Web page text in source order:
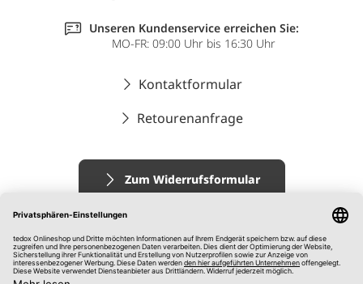
Unseren Kundenservice erreichen Sie:
MO-FR: 09:00 Uhr bis 16:30 Uhr
Kontaktformular
Retourenanfrage
Zum Widerrufsformular
Impressum
AGB